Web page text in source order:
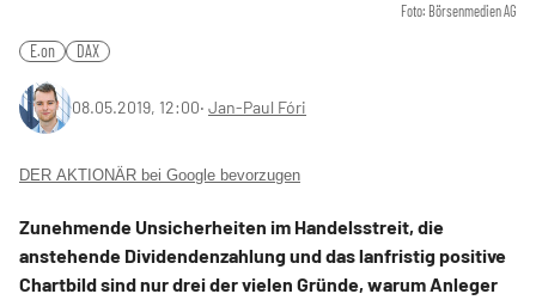
Foto: Börsenmedien AG
E.on DAX
08.05.2019, 12:00‧ Jan-Paul Fóri
DER AKTIONÄR bei Google bevorzugen
Zunehmende Unsicherheiten im Handelsstreit, die
anstehende Dividendenzahlung und das lanfristig positive
Chartbild sind nur drei der vielen Gründe, warum Anleger